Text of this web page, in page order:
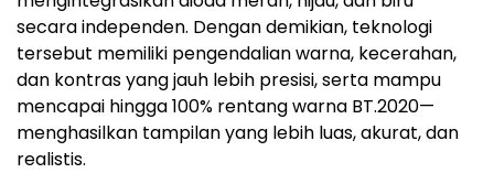
secara independen. Dengan demikian, teknologi
tersebut memiliki pengendalian warna, kecerahan,
dan kontras yang jauh lebih presisi, serta mampu
mencapai hingga 100% rentang warna BT.2020—
menghasilkan tampilan yang lebih luas, akurat, dan
realistis.